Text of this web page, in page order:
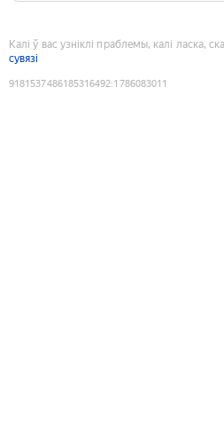
Калі ў вас узніклі праблемы, калі ласка,
сувязі
9181537486185316492:1786083011